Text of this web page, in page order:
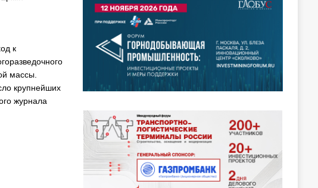
к
массы.
крупнейших
журнала